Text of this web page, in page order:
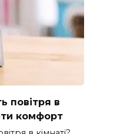
повітря в
комфорт